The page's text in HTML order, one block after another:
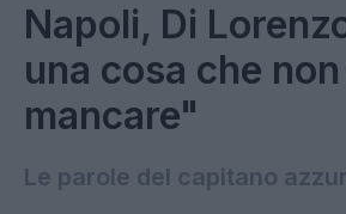
Napoli, Di
una cosa che
mancare"
Le parole del capitano